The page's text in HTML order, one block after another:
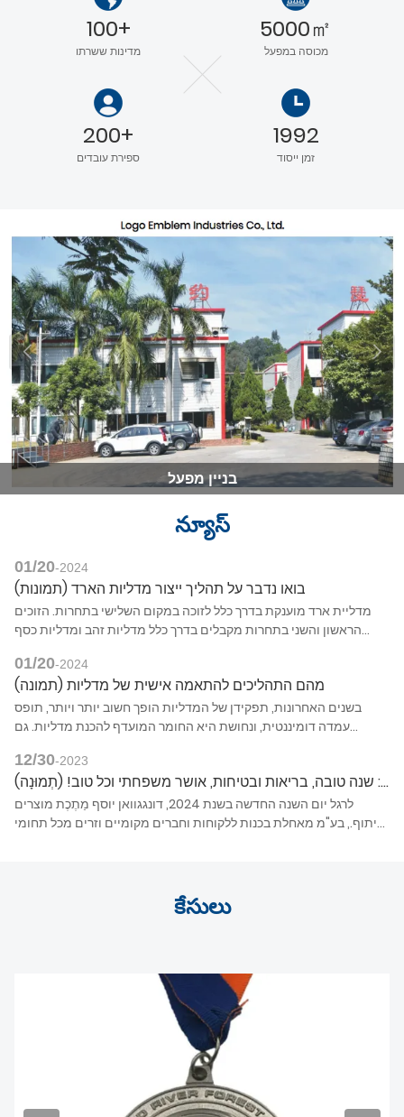
100+
מדינות ששרתו
5000㎡
מכוסה במפעל
200+
ספירת עובדים
1992
זמן ייסוד
בניין מפעל
న్యూస్
01/20-2024
בואו נדבר על תהליך ייצור מדליות הארד (תמונות)
מדליית ארד מוענקת בדרך כלל לזוכה במקום השלישי בתחרות. הזוכים
הראשון והשני בתחרות מקבלים בדרך כלל מדליות זהב ומדליות כסף
01/20-2024
מהם התהליכים להתאמה אישית של מדליות (תמונה)
בשנים האחרונות, תפקידן של המדליות הופך חשוב יותר ויותר, תופס
עמדה דומיננטית, ונחושת היא החומר המועדף להכנת מדליות. גם
יחסית. תהליך התאמה אישית של המדליות הוא איזה סוג של דבר? בואו
ללמוד עוד על זה עם העורך של ג'וזף מטאל.
12/30-2023
יוסף מטאל מאחל לכל הלקוחות והחברים מבית ומחוץ: שנה טובה, בריאות ובטיחות, אושר משפחתי וכל טוב! (תְמוּנָה)
לרגל יום השנה החדשה בשנת 2024, דונגגוואן יוסף מַתֶכֶת מוצרים
שיתוף., בע"מ מאחלת בכנות ללקוחות וחברים מקומיים וזרים מכל תחומי
בנוף יפהפה ובאושר לאורך הדרך.
కేసులు